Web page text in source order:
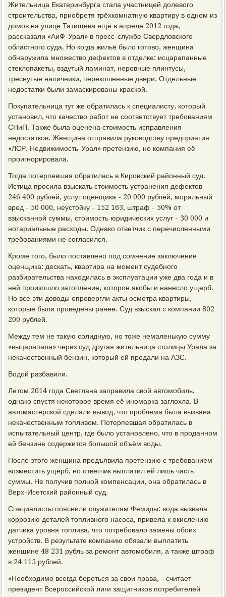
Жительница Екатеринбурга стала участницей долевого
строительства, приобретя трёхкомнатную квартиру в одном из
домов на улице Татищева ещё в апреле 2012 года,
рассказали «АиФ-Урал» в пресс-службе Свердловского
областного суда. Но когда жильё было готово, женщина
обнаружила множество дефектов в отделке: исцарапанные
стеклопакеты, вздутый ламинат, неровные плинтусы,
треснутые наличники, перекошенные двери. Отдельные
недостатки были замаскированы краской.
Покупательница тут же обратилась к специалисту, который
установил, что качество работ не соответствует требованиям
СНиП. Также была оценена стоимость исправления
недостатков. Женщина отправила руководству предприятия
«ЛСР. Недви­жимость-Урал» претензию, но компания её
проигнорировала.
Тогда потерпевшая обратилась в Кировский районный суд.
Истица просила взыскать стоимость устранения дефектов -
246 400 рублей, услуг оценщика - 20 000 рублей, моральный
вред - 50 000, неустойку - 152 163, штраф - 50% от
взысканной суммы, стоимость юридических услуг - 30 000 и
нотариальные расходы. Однако ответчик с перечисленными
требованиями не согласился.
Кроме того, было поставлено под сомнение заключение
оценщика: дескать, квартира на момент судебного
разбирательства находилась в эксплуатации уже два года и в
ней произошло затопление, которое якобы и нанесло ущерб.
Но все эти доводы опровергли акты осмотра квартиры,
которые были проведены ранее. Суд взыскал с компании 802
200 рублей.
Между тем не такую солидную, но тоже немаленькую сумму
«выцарапала» через суд другая жительница столицы Урала за
некачественный бензин, который ей продали на АЗС.
Водой разбавили.
Летом 2014 года Светлана заправила свой автомобиль,
однако спустя некоторое время её иномарка заглохла. В
автомастерской сделали вывод, что проблема была вызвана
некачественным топливом. Потерпевшая обратилась в
испытательный центр, где было установлено, что в проданном
ей бензине содержится большой объём воды.
После этого женщина предъявила претензию с требованием
возместить ущерб, но ответчик выплатил ей лишь часть
суммы. Не получив полной компенсации, она обратилась в
Верх-Исетский районный суд.
Специалисты пояснили служителям Фемиды: вода вызвала
коррозию деталей топливного насоса, привела к окислению
датчика уровня топлива, что потребовало замены обоих
устройств. В результате компанию обязали выплатить
женщине 48 231 рубль за ремонт автомобиля, а также штраф
в 24 115 рублей.
«Необходимо всегда бороться за свои права, - считает
президент Всероссийской лиги защитников потребителей